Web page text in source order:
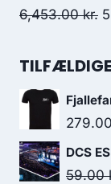
6,453.00kr.
279.00
DCS
59.00